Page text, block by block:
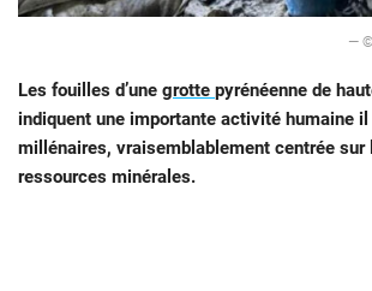
— ©
Les fouilles d’une grotte pyrénéenne de
indiquent une importante activité humaine
millénaires, vraisemblablement centrée sur
ressources minérales.